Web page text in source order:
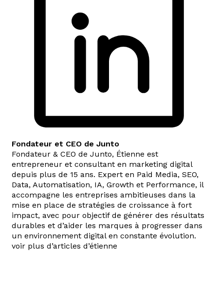
Fondateur et CEO de Junto
Fondateur & CEO de Junto, Étienne est
entrepreneur et consultant en marketing digital
depuis plus de 15 ans. Expert en Paid Media, SEO,
Data, Automatisation, IA, Growth et Performance, il
accompagne les entreprises ambitieuses dans la
mise en place de stratégies de croissance à fort
impact, avec pour objectif de générer des résultats
durables et d’aider les marques à progresser dans
un environnement digital en constante évolution.
voir plus d’articles d’étienne